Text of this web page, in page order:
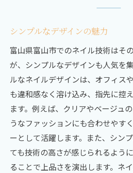
シンプルなデザインの魅力
富山県富山市でのネイル技術はそ
が、シンプルなデザインも人気を
ルなネイルデザインは、オフィス
も違和感なく溶け込み、指先に控
ます。例えば、クリアやベージュ
うなファッションにも合わせやす
ーとして活躍します。また、シン
ても技術の高さが感じられるよう
ることで上品さを演出します。ネ